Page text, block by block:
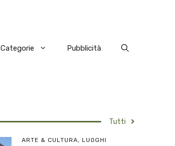
Categorie Pubblicità
Tutti
ARTE & CULTURA, LUOGHI